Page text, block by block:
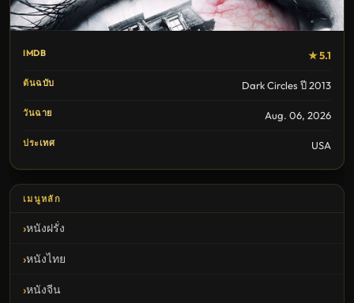
IMDB ★ 5.1
ต้นฉบับ Dark Circles ปี 2013
วันฉาย Aug. 06, 2026
ประเทศ USA
เมนูหลัก
หนังฝรั่ง
หนังไทย
หนังจีน